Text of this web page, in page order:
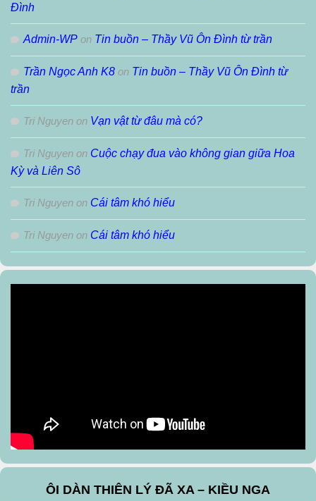
Đình
Admin-WP on Tin buồn – Thầy Vũ Ôn Đình từ trần
Trần Ngọc Anh K8 on Tin buồn – Thầy Vũ Ôn Đình từ
trần
Tri Nguyen on Vạn vật từ đâu mà có?
Tri Nguyen on Cuộc chạy đua vào không gian giữa Hoa
Kỳ và Liên Sô
Tri Nguyen on Cái tâm khó hiểu
Tri Nguyen on Cái tâm khó hiểu
ÔI DÀN THIÊN LÝ ĐÃ XA – KIỀU NGA